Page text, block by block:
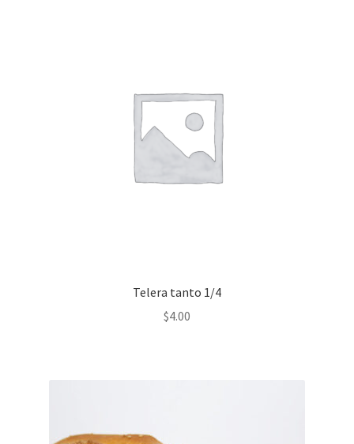
Telera tanto 1/4
$4.00